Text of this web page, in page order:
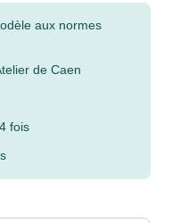
aux normes
de Caen
fois